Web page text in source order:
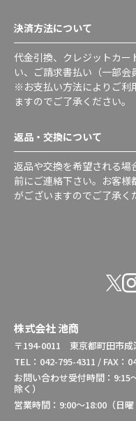
決済方法について
代金引換、クレジットカー
い、ご請求書払い（一部会
※お支払い方法によりご利
ますのでご了承ください。
返品・交換について
返品や交換を希望される場
前にご連絡下さい。お客
がございますのでご了承く
株式会社 池商
〒194-0011 東京都町田市成
TEL：042-795-4311 / FAX：
お問い合わせ受付時間：9:15
除く）
営業時間：9:00～18:00（日